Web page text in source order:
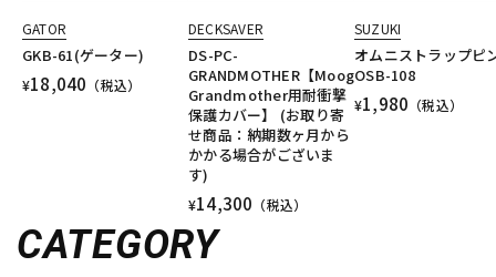
GATOR
GKB-61(ゲーター)
¥18,040 （税込）
DECKSAVER
DS-PC-
GRANDMOTHER【Moog
Grandmother用耐衝撃
保護カバー】 (お取り寄
せ商品：納期数ヶ月から
かかる場合がございま
す)
¥14,300 （税込）
SUZUKI
オムニストラップピ
OSB-108
¥1,980 （税込）
CATEGORY